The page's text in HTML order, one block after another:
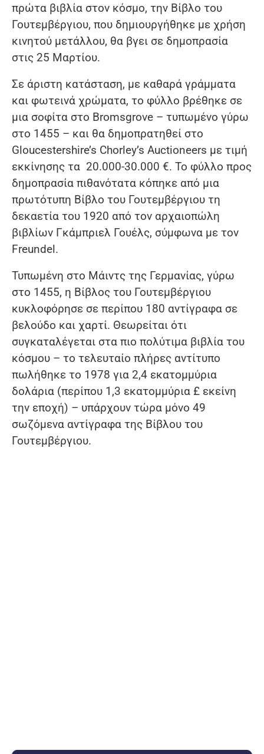
πρώτα βιβλία στον κόσμο, την Βίβλο του
Γουτεμβέργιου, που δημιουργήθηκε με χρήση
κινητού μετάλλου, θα βγει σε δημοπρασία
στις 25 Μαρτίου.
Σε άριστη κατάσταση, με καθαρά γράμματα
και φωτεινά χρώματα, το φύλλο βρέθηκε σε
μια σοφίτα στο Bromsgrove – τυπωμένο γύρω
στο 1455 – και θα δημοπρατηθεί στο
Gloucestershire’s Chorley’s Auctioneers με τιμή
εκκίνησης τα 20.000-30.000 €. Το φύλλο προς
δημοπρασία πιθανότατα κόπηκε από μια
πρωτότυπη Βίβλο του Γουτεμβέργιου τη
δεκαετία του 1920 από τον αρχαιοπώλη
βιβλίων Γκάμπριελ Γουέλς, σύμφωνα με τον
Freundel.
Τυπωμένη στο Μάιντς της Γερμανίας, γύρω
στο 1455, η Βίβλος του Γουτεμβέργιου
κυκλοφόρησε σε περίπου 180 αντίγραφα σε
βελούδο και χαρτί. Θεωρείται ότι
συγκαταλέγεται στα πιο πολύτιμα βιβλία του
κόσμου – το τελευταίο πλήρες αντίτυπο
πωλήθηκε το 1978 για 2,4 εκατομμύρια
δολάρια (περίπου 1,3 εκατομμύρια £ εκείνη
την εποχή) – υπάρχουν τώρα μόνο 49
σωζόμενα αντίγραφα της Βίβλου του
Γουτεμβέργιου.